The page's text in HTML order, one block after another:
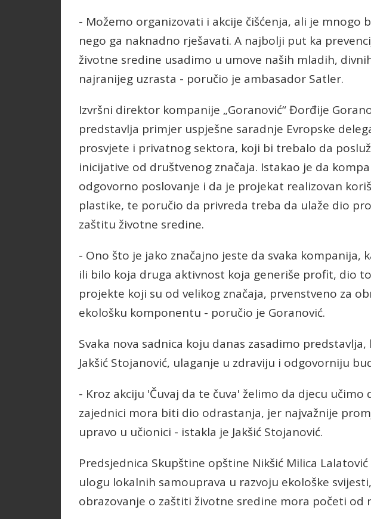
- Možemo organizovati i akcije čišćenja, ali je mnogo
nego ga naknadno rješavati. A najbolji put ka
životne sredine usadimo u umove naših mladih,
najranijeg uzrasta - poručio je ambasador Satler.
Izvršni direktor kompanije „Goranović“ Đorđije
predstavlja primjer uspješne saradnje Evropske
prosvjete i privatnog sektora, koji bi trebalo da
inicijative od društvenog značaja. Istakao je da
odgovorno poslovanje i da je projekat realizovan
plastike, te poručio da privreda treba da ulaže dio
zaštitu životne sredine.
- Ono što je jako značajno jeste da svaka kompanija,
ili bilo koja druga aktivnost koja generiše profit, dio
projekte koji su od velikog značaja, prvenstveno za
ekološku komponentu - poručio je Goranović.
Svaka nova sadnica koju danas zasadimo
Jakšić Stojanović, ulaganje u zdraviju i odgovorniju
- Kroz akciju 'Čuvaj da te čuva' želimo da djecu
zajednici mora biti dio odrastanja, jer najvažnije
upravo u učionici - istakla je Jakšić Stojanović.
Predsjednica Skupštine opštine Nikšić Milica
ulogu lokalnih samouprava u razvoju ekološke
obrazovanje o zaštiti životne sredine mora početi od